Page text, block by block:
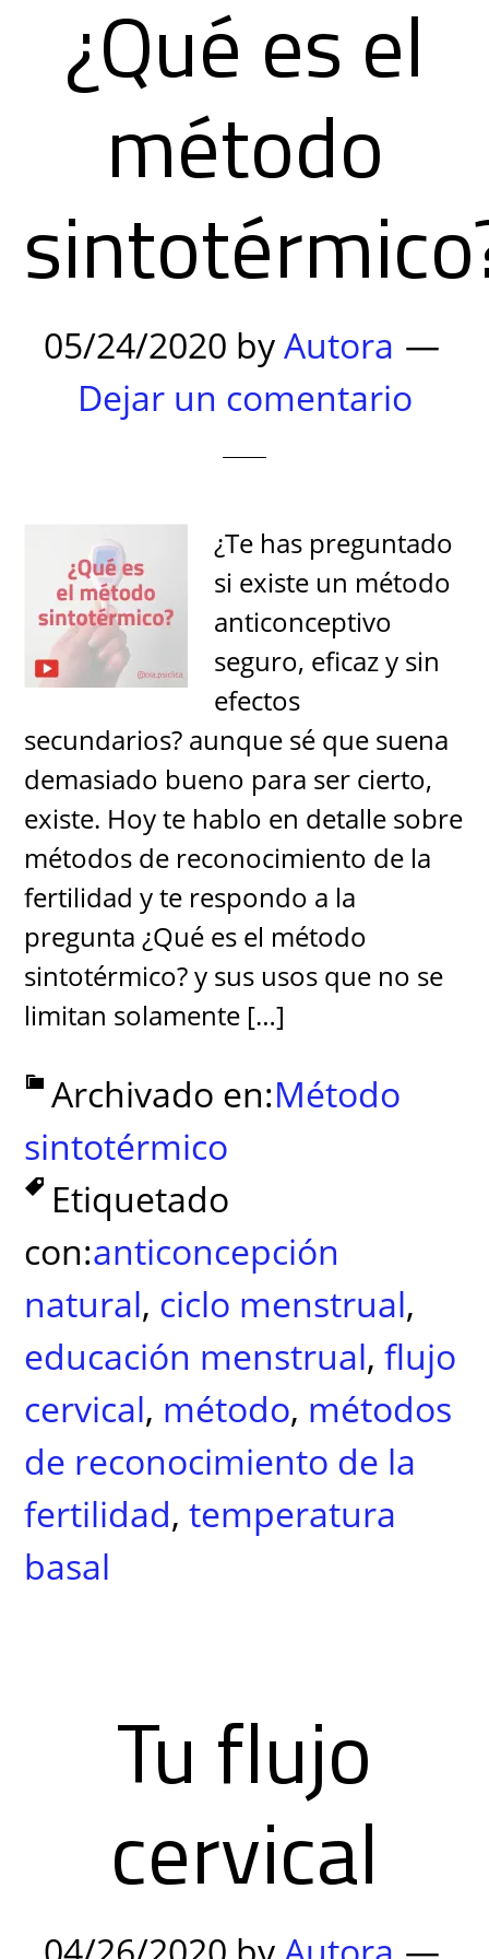
¿Qué es el
método
05/24/2020 byAutora
Dejar un comentario
¿Te has preguntado
si existe un método
anticonceptivo
seguro, eficaz y sin
efectos
secundarios? aunque sé que suena
demasiado bueno para ser cierto,
existe. Hoy te hablo en detalle sobre
métodos de reconocimiento de la
fertilidad y te respondo a la
pregunta ¿Qué es el método
sintotérmico? y sus usos que no se
limitan solamente […]
Archivado en:Método
sintotérmico
Etiquetado
con:anticoncepción
natural, ciclo menstrual,
educación menstrual,flujo
cervical, método, métodos
de reconocimiento de la
fertilidad,temperatura
basal
Tu flujo
cervical